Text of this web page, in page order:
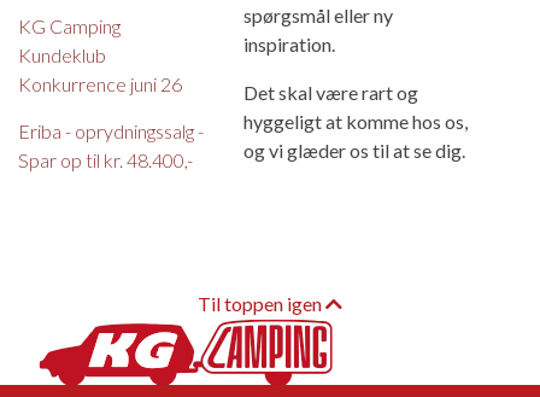
KG Camping
Kundeklub
Konkurrence juni 26
Eriba - oprydningssalg -
Spar op til kr. 48.400,-
spørgsmål eller ny
inspiration.
Det skal være rart og
hyggeligt at komme hos os,
og vi glæder os til at se dig.
Til toppen igen